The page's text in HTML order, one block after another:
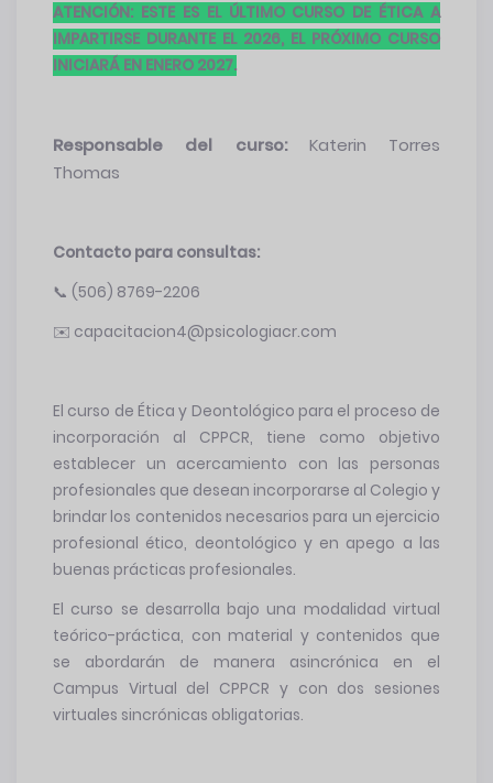
ATENCIÓN: ESTE ES EL ÚLTIMO CURSO DE ÉTICA A
IMPARTIRSE DURANTE EL 2026, EL PRÓXIMO CURSO
INICIARÁ EN ENERO 2027.
Responsable del curso: Katerin Torres
Thomas
Contacto para consultas:
📞 (506) 8769-2206
✉️ capacitacion4@psicologiacr.com
El curso de Ética y Deontológico para el proceso de
incorporación al CPPCR, tiene como objetivo
establecer un acercamiento con las personas
profesionales que desean incorporarse al Colegio y
brindar los contenidos necesarios para un ejercicio
profesional ético, deontológico y en apego a las
buenas prácticas profesionales.
El curso se desarrolla bajo una modalidad virtual
teórico-práctica, con material y contenidos que
se abordarán de manera asincrónica en el
Campus Virtual del CPPCR y con dos sesiones
virtuales sincrónicas obligatorias.